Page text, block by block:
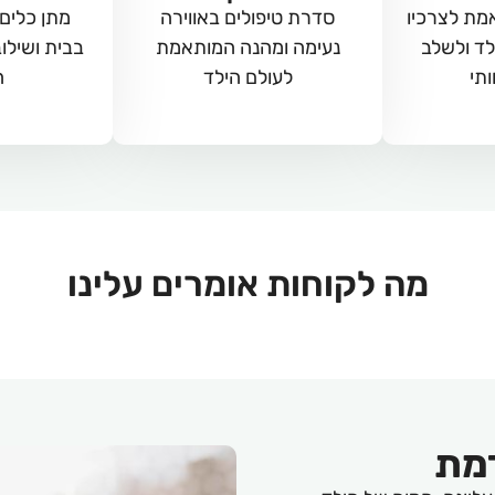
לצרכיו
ולשלב
סדרת טיפולים באווירה
נעימה ומהנה המותאמת
לעולם הילד
מתן
בבית
מה לקוחות אומרים עלינו